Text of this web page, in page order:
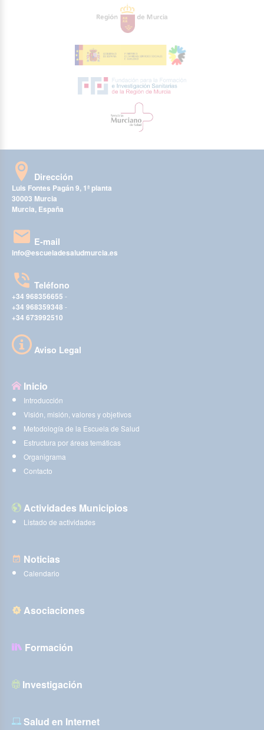
Dirección
Luis Fontes Pagán 9, 1ª planta
30003 Murcia
Murcia, España
E-mail
info@escueladesaludmurcia.es
Teléfono
+34 968356655 -
+34 968359348 -
+34 673992510
Aviso Legal
Inicio
Introducción
Visión, misión, valores y objetivos
Metodología de la Escuela de Salud
Estructura por áreas temáticas
Organigrama
Contacto
Actividades Municipios
Listado de actividades
Noticias
Calendario
Asociaciones
Formación
Investigación
Salud en Internet